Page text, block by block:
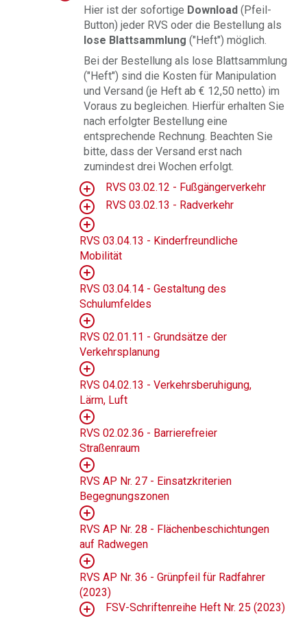
Hier ist der sofortige Download(Pfeil-
Button) jeder RVS oder die Bestellung als
lose Blattsammlung("Heft") möglich.
Bei der Bestellung als lose Blattsammlung
("Heft") sind die Kosten für Manipulation
und Versand (je Heft ab € 12,50 netto) im
Voraus zu begleichen. Hierfür erhalten Sie
nach erfolgter Bestellung eine
entsprechende Rechnung. Beachten Sie
bitte, dass der Versand erst nach
zumindest drei Wochen erfolgt.
RVS 03.02.12 - Fußgängerverkehr
RVS 03.02.13 - Radverkehr
RVS 03.04.13 - Kinderfreundliche
Mobilität
RVS 03.04.14 - Gestaltung des
Schulumfeldes
RVS 02.01.11 - Grundsätze der
Verkehrsplanung
RVS 04.02.13 - Verkehrsberuhigung,
Lärm, Luft
RVS 02.02.36 - Barrierefreier
Straßenraum
RVS AP Nr. 27 - Einsatzkriterien
Begegnungszonen
RVS AP Nr. 28 - Flächenbeschichtungen
auf Radwegen
RVS AP Nr. 36 - Grünpfeil für Radfahrer
(2023)
FSV-Schriftenreihe Heft Nr. 25 (2023)